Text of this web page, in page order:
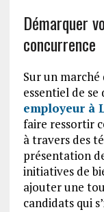
Démarquer
concurrence
Sur un
essentiel de
employeur à
faire ressortir
à travers des
présentation
initiatives de
ajouter une
candidats qui